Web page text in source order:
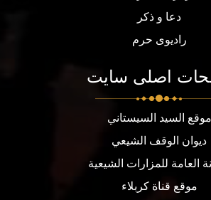
دعا و ذکر
رادیوی حرم
اصلی سایت
موقع السيد السيستاني
ديوان الوقف الشيعي
العامة للمزارات الشيعية
موقع قناة كربلاء